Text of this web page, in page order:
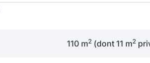
110 m2 (dont 11 m2